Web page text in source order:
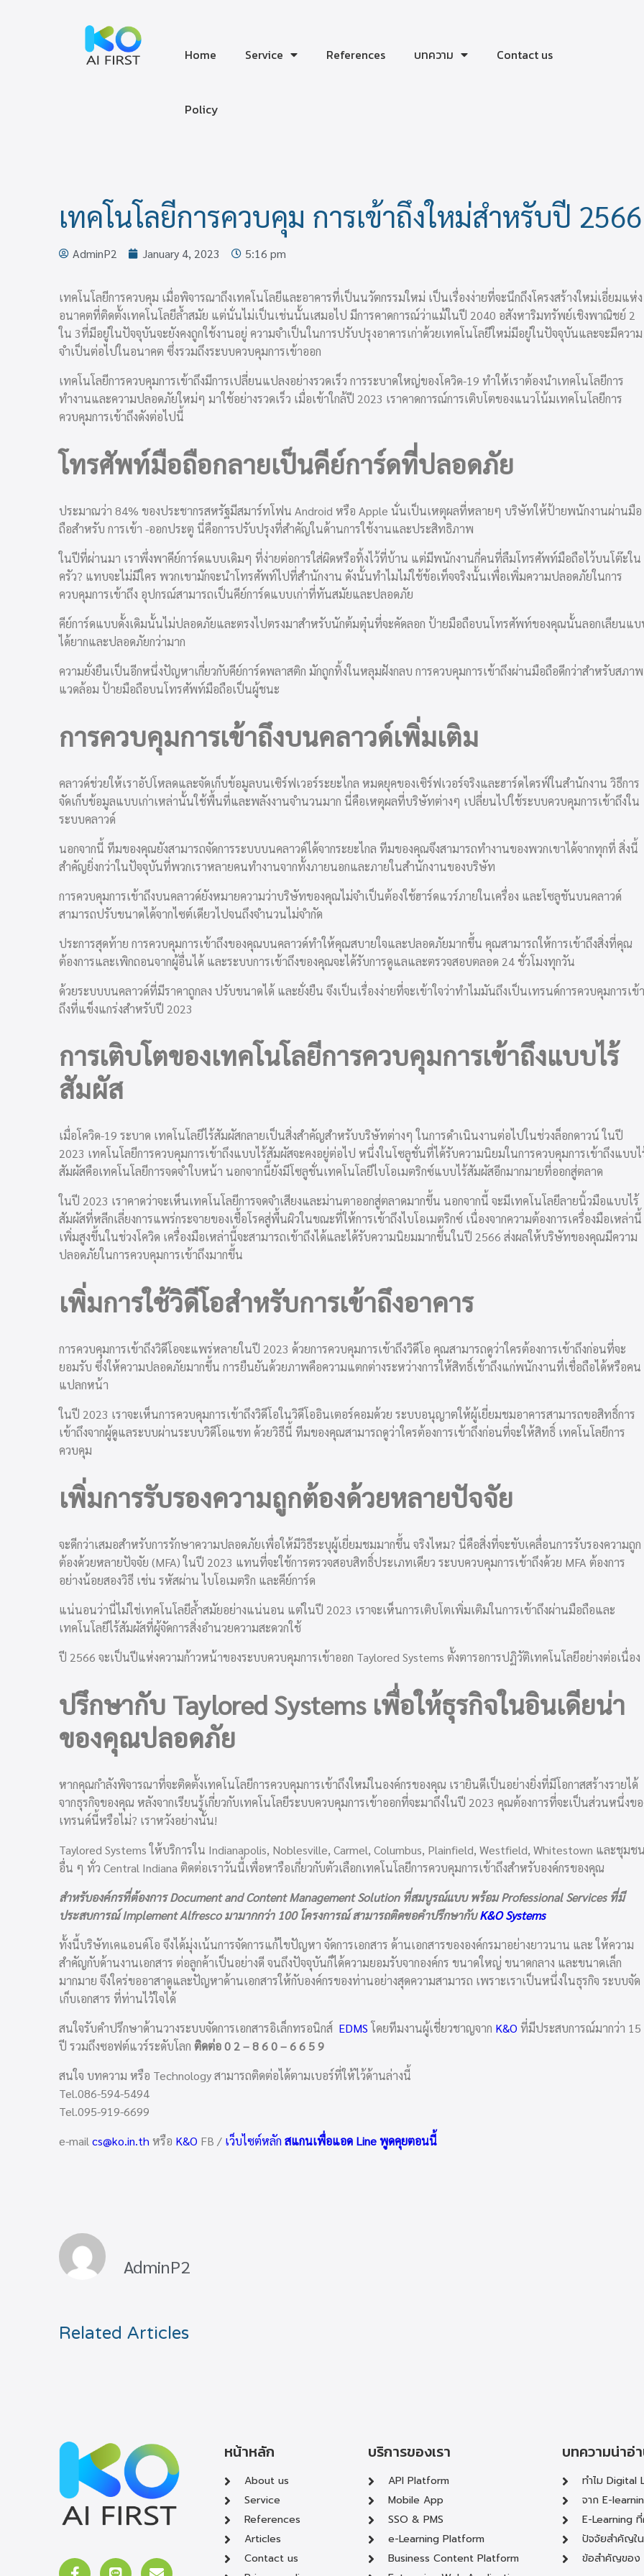
Home Service References บทความ Contact us
‎Policy
เทคโนโลยีการควบคุม การเข้าถึงใหม่สำหรับปี 2566
AdminP2 January 4, 2023 5:16 pm
เทคโนโลยีการควบคุม เมื่อพิจารณาถึงเทคโนโลยีและอาคารที่เป็นนวัตกรรมใหม่ เป็นเรื่องง่ายที่จะนึกถึงโครงสร้างใหม่เอี่ยมแห่ง
อนาคตที่ติดตั้งเทคโนโลยีล้ำสมัย แต่นั่นไม่เป็นเช่นนั้นเสมอไป มีการคาดการณ์ว่าแม้ในปี 2040 อสังหาริมทรัพย์เชิงพาณิชย์ 2
ใน 3ที่มีอยู่ในปัจจุบันจะยังคงถูกใช้งานอยู่ ความจำเป็นในการปรับปรุงอาคารเก่าด้วยเทคโนโลยีใหม่มีอยู่ในปัจจุบันและจะมีความ
จำเป็นต่อไปในอนาคต ซึ่งรวมถึงระบบควบคุมการเข้าออก
เทคโนโลยีการควบคุมการเข้าถึงมีการเปลี่ยนแปลงอย่างรวดเร็ว การระบาดใหญ่ของโควิด-19 ทำให้เราต้องนำเทคโนโลยีการ
ทำงานและความปลอดภัยใหม่ๆ มาใช้อย่างรวดเร็ว เมื่อเข้าใกล้ปี 2023 เราคาดการณ์การเติบโตของแนวโน้มเทคโนโลยีการ
ควบคุมการเข้าถึงดังต่อไปนี้
โทรศัพท์มือถือกลายเป็นคีย์การ์ดที่ปลอดภัย
ประมาณว่า 84% ของประชากรสหรัฐมีสมาร์ทโฟน Android หรือ Apple นั่นเป็นเหตุผลที่หลายๆ บริษัทให้ป้ายพนักงานผ่านมือ
ถือสำหรับ การเข้า -ออกประตู นี่คือการปรับปรุงที่สำคัญในด้านการใช้งานและประสิทธิภาพ
ในปีที่ผ่านมา เราพึ่งพาคีย์การ์ดแบบเดิมๆ ที่ง่ายต่อการใส่ผิดหรือทิ้งไว้ที่บ้าน แต่มีพนักงานกี่คนที่ลืมโทรศัพท์มือถือไว้บนโต๊ะใน
ครัว? แทบจะไม่มีใคร พวกเขามักจะนำโทรศัพท์ไปที่สำนักงาน ดังนั้นทำไมไม่ใช้ข้อเท็จจริงนั้นเพื่อเพิ่มความปลอดภัยในการ
ควบคุมการเข้าถึง อุปกรณ์สามารถเป็นคีย์การ์ดแบบเก่าที่ทันสมัยและปลอดภัย
คีย์การ์ดแบบดั้งเดิมนั้นไม่ปลอดภัยและตรงไปตรงมาสำหรับนักต้มตุ๋นที่จะคัดลอก ป้ายมือถือบนโทรศัพท์ของคุณนั้นลอกเลียนแ
ได้ยากและปลอดภัยกว่ามาก
ความยั่งยืนเป็นอีกหนึ่งปัญหาเกี่ยวกับคีย์การ์ดพลาสติก มักถูกทิ้งในหลุมฝังกลบ การควบคุมการเข้าถึงผ่านมือถือดีกว่าสำหรับสภาพ
แวดล้อม ป้ายมือถือบนโทรศัพท์มือถือเป็นผู้ชนะ
การควบคุมการเข้าถึงบนคลาวด์เพิ่มเติม
คลาวด์ช่วยให้เราอัปโหลดและจัดเก็บข้อมูลบนเซิร์ฟเวอร์ระยะไกล หมดยุคของเซิร์ฟเวอร์จริงและฮาร์ดไดรฟ์ในสำนักงาน วิธีการ
จัดเก็บข้อมูลแบบเก่าเหล่านั้นใช้พื้นที่และพลังงานจำนวนมาก นี่คือเหตุผลที่บริษัทต่างๆ เปลี่ยนไปใช้ระบบควบคุมการเข้าถึงใน
ระบบคลาวด์
นอกจากนี้ ทีมของคุณยังสามารถจัดการระบบบนคลาวด์ได้จากระยะไกล ทีมของคุณจึงสามารถทำงานของพวกเขาได้จากทุกที่ สิ่งนี้
สำคัญยิ่งกว่าในปัจจุบันที่พวกเราหลายคนทำงานจากทั้งภายนอกและภายในสำนักงานของบริษัท
การควบคุมการเข้าถึงบนคลาวด์ยังหมายความว่าบริษัทของคุณไม่จำเป็นต้องใช้ฮาร์ดแวร์ภายในเครื่อง และโซลูชันบนคลาวด์
สามารถปรับขนาดได้จากไซต์เดียวไปจนถึงจำนวนไม่จำกัด
ประการสุดท้าย การควบคุมการเข้าถึงของคุณบนคลาวด์ทำให้คุณสบายใจและปลอดภัยมากขึ้น คุณสามารถให้การเข้าถึงสิ่งที่คุณ
ต้องการและเพิกถอนจากผู้อื่นได้ และระบบการเข้าถึงของคุณจะได้รับการดูแลและตรวจสอบตลอด 24 ชั่วโมงทุกวัน
ด้วยระบบบนคลาวด์ที่มีราคาถูกลง ปรับขนาดได้ และยั่งยืน จึงเป็นเรื่องง่ายที่จะเข้าใจว่าทำไมมันถึงเป็นเทรนด์การควบคุมการเข้า
ถึงที่แข็งแกร่งสำหรับปี 2023
การเติบโตของเทคโนโลยีการควบคุมการเข้าถึงแบบไร้
สัมผัส
เมื่อโควิด-19 ระบาด เทคโนโลยีไร้สัมผัสกลายเป็นสิ่งสำคัญสำหรับบริษัทต่างๆ ในการดำเนินงานต่อไปในช่วงล็อกดาวน์ ในปี
2023 เทคโนโลยีการควบคุมการเข้าถึงแบบไร้สัมผัสจะคงอยู่ต่อไป หนึ่งในโซลูชั่นที่ได้รับความนิยมในการควบคุมการเข้าถึงแบบไ
สัมผัสคือเทคโนโลยีการจดจำใบหน้า นอกจากนี้ยังมีโซลูชั่นเทคโนโลยีไบโอเมตริกซ์แบบไร้สัมผัสอีกมากมายที่ออกสู่ตลาด
ในปี 2023 เราคาดว่าจะเห็นเทคโนโลยีการจดจำเสียงและม่านตาออกสู่ตลาดมากขึ้น นอกจากนี้ จะมีเทคโนโลยีลายนิ้วมือแบบไร้
สัมผัสที่หลีกเลี่ยงการแพร่กระจายของเชื้อโรคสู่พื้นผิวในขณะที่ให้การเข้าถึงไบโอเมตริกซ์ เนื่องจากความต้องการเครื่องมือเหล่านี้
เพิ่มสูงขึ้นในช่วงโควิด เครื่องมือเหล่านี้จะสามารถเข้าถึงได้และได้รับความนิยมมากขึ้นในปี 2566 ส่งผลให้บริษัทของคุณมีความ
ปลอดภัยในการควบคุมการเข้าถึงมากขึ้น
เพิ่มการใช้วิดีโอสำหรับการเข้าถึงอาคาร
การควบคุมการเข้าถึงวิดีโอจะแพร่หลายในปี 2023 ด้วยการควบคุมการเข้าถึงวิดีโอ คุณสามารถดูว่าใครต้องการเข้าถึงก่อนที่จะ
ยอมรับ ซึ่งให้ความปลอดภัยมากขึ้น การยืนยันด้วยภาพคือความแตกต่างระหว่างการให้สิทธิ์เข้าถึงแก่พนักงานที่เชื่อถือได้หรือคน
แปลกหน้า
ในปี 2023 เราจะเห็นการควบคุมการเข้าถึงวิดีโอในวิดีโออินเตอร์คอมด้วย ระบบอนุญาตให้ผู้เยี่ยมชมอาคารสามารถขอสิทธิ์การ
เข้าถึงจากผู้ดูแลระบบผ่านระบบวิดีโอแชท ด้วยวิธีนี้ ทีมของคุณสามารถดูว่าใครต้องการเข้าถึงก่อนที่จะให้สิทธิ์ เทคโนโลยีการ
ควบคุม
เพิ่มการรับรองความถูกต้องด้วยหลายปัจจัย
จะดีกว่าเสมอสำหรับการรักษาความปลอดภัยเพื่อให้มีวิธีระบุผู้เยี่ยมชมมากขึ้น จริงไหม? นี่คือสิ่งที่จะขับเคลื่อนการรับรองความถูก
ต้องด้วยหลายปัจจัย (MFA) ในปี 2023 แทนที่จะใช้การตรวจสอบสิทธิ์ประเภทเดียว ระบบควบคุมการเข้าถึงด้วย MFA ต้องการ
อย่างน้อยสองวิธี เช่น รหัสผ่าน ไบโอเมตริก และคีย์การ์ด
แน่นอนว่านี่ไม่ใช่เทคโนโลยีล้ำสมัยอย่างแน่นอน แต่ในปี 2023 เราจะเห็นการเติบโตเพิ่มเติมในการเข้าถึงผ่านมือถือและ
เทคโนโลยีไร้สัมผัสที่ผู้จัดการสิ่งอำนวยความสะดวกใช้
ปี 2566 จะเป็นปีแห่งความก้าวหน้าของระบบควบคุมการเข้าออก Taylored Systems ตั้งตารอการปฏิวัติเทคโนโลยีอย่างต่อเนื่อง
ปรึกษากับ Taylored Systems เพื่อให้ธุรกิจในอินเดียน่า
ของคุณปลอดภัย
หากคุณกำลังพิจารณาที่จะติดตั้งเทคโนโลยีการควบคุมการเข้าถึงใหม่ในองค์กรของคุณ เรายินดีเป็นอย่างยิ่งที่มีโอกาสสร้างรายได้
จากธุรกิจของคุณ หลังจากเรียนรู้เกี่ยวกับเทคโนโลยีระบบควบคุมการเข้าออกที่จะมาถึงในปี 2023 คุณต้องการที่จะเป็นส่วนหนึ่งข
เทรนด์นี้หรือไม่? เราหวังอย่างนั้น!
Taylored Systems ให้บริการใน Indianapolis, Noblesville, Carmel, Columbus, Plainfield, Westfield, Whitestown และชุมช
อื่น ๆ ทั่ว Central Indiana ติดต่อเราวันนี้เพื่อหารือเกี่ยวกับตัวเลือกเทคโนโลยีการควบคุมการเข้าถึงสำหรับองค์กรของคุณ
สำหรับองค์กรที่ต้องการ Document and Content Management Solution ที่สมบูรณ์แบบ พร้อม Professional Services ที่มี
ประสบการณ์ Implement Alfresco มามากกว่า 100 โครงการณ์ สามารถติดขอคำปรึกษากับK&O Systems
ทั้งนี้บริษัทเคแอนด์โอ จึงได้มุ่งเน้นการจัดการแก้ไขปัญหา จัดการเอกสาร ด้านเอกสารขององค์กรมาอย่างยาวนาน และ ให้ความ
สำคัญกับด้านงานเอกสาร ต่อลูกค้าเป็นอย่างดี จนถึงปัจจุบันก็ได้ความยอมรับจากองค์กร ขนาดใหญ่ ขนาดกลาง และขนาดเล็ก
มากมาย จึงใคร่ขออาสาดูและปัญหาด้านเอกสารให้กับองค์กรของท่านอย่างสุดความสามารถ เพราะเราเป็นหนึ่งในธุรกิจ ระบบจัด
เก็บเอกสาร ที่ท่านไว้ใจได้
สนใจรับคำปรึกษาด้านวางระบบจัดการเอกสารอิเล็กทรอนิกส์ EDMSโดยทีมงานผู้เชี่ยวชาญจาก K&O ที่มีประสบการณ์มากว่า 15
ปี รวมถึงซอฟต์แวร์ระดับโลก ติดต่อ 0 2 – 8 6 0 – 6 6 5 9
สนใจ บทความ หรือ Technology สามารถติดต่อได้ตามเบอร์ที่ให้ไว้ด้านล่างนี้
Tel.086-594-5494
Tel.095-919-6699
e-mail cs@ko.in.th หรือ K&O FB / เว็บไซต์หลัก สแกนเพื่อแอด Line พูดคุยตอนนี้
AdminP2
Related Articles
หน้าหลัก
About us
Service
References
Articles
Contact us
บริการของเรา
API Platform
Mobile App
SSO & PMS
e-Learning Platform
Business Content Platform
บทความน่าอ่
ทำไม Digital
จาก E-
E-Learning
ปัจจัยสำคัญใ
ข้อสำคัญของ